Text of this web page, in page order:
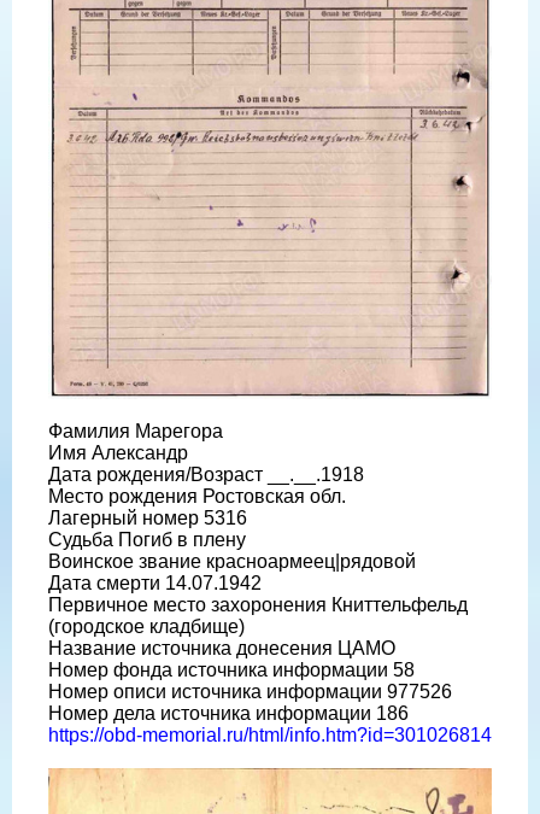
Фамилия Марегора
Имя Александр
Дата рождения/Возраст __.__.1918
Место рождения Ростовская обл.
Лагерный номер 5316
Судьба Погиб в плену
Воинское звание красноармеец|рядовой
Дата смерти 14.07.1942
Первичное место захоронения Книттельфельд
(городское кладбище)
Название источника донесения ЦАМО
Номер фонда источника информации 58
Номер описи источника информации 977526
Номер дела источника информации 186
https://obd-memorial.ru/html/info.htm?id=301026814